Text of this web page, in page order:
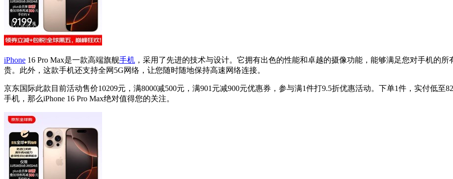
iPhone 16 Pro Max是一款高端旗舰手机 ，采用了先进的技术与设计。它拥有出色的性能和卓越的摄像功能，能够满足您对手机的
贵。此外，这款手机还支持全网5G网络，让您随时随地保持高速网络连接。
京东国际此款目前活动售价10209元，满8000减500元，满901元减900元优惠券，参与满1件打9.5折优惠活动。下单1件，实付低至
手机，那么iPhone 16 Pro Max绝对值得您的关注。